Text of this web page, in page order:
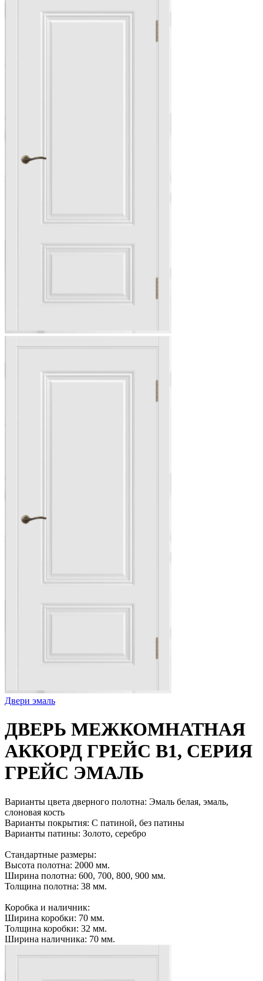
Двери эмаль
ДВЕРЬ МЕЖКОМНАТНАЯ
АККОРД ГРЕЙС B1, СЕРИЯ
ГРЕЙС ЭМАЛЬ
Варианты цвета дверного полотна: Эмаль белая, эмаль,
слоновая кость
Варианты покрытия: С патиной, без патины
Варианты патины: Золото, серебро
Стандартные размеры:
Высота полотна: 2000 мм.
Ширина полотна: 600, 700, 800, 900 мм.
Толщина полотна: 38 мм.
Коробка и наличник:
Ширина коробки: 70 мм.
Толщина коробки: 32 мм.
Ширина наличника: 70 мм.